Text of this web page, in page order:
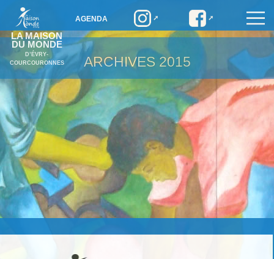
LA MAISON
DU MONDE
D’ÉVRY-
COURCOURONNES
AGENDA
ARCHIVES 2015